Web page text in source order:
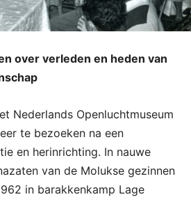
over verleden en heden van
Nederlands Openluchtmuseum
te bezoeken na een
en herinrichting. In nauwe
van de Molukse gezinnen
in barakkenkamp Lage